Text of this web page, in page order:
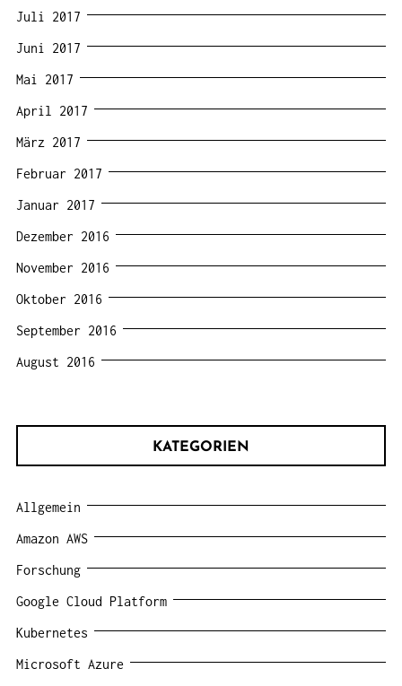
Juli 2017
Juni 2017
Mai 2017
April 2017
März 2017
Februar 2017
Januar 2017
Dezember 2016
November 2016
Oktober 2016
September 2016
August 2016
KATEGORIEN
Allgemein
Amazon AWS
Forschung
Google Cloud Platform
Kubernetes
Microsoft Azure